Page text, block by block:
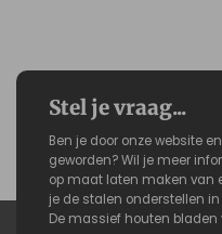
Stel je vraag...
Ben je door onze website
geworden? Wil je meer
op maat laten maken van
je de stalen onderstellen
De massief houten bladen